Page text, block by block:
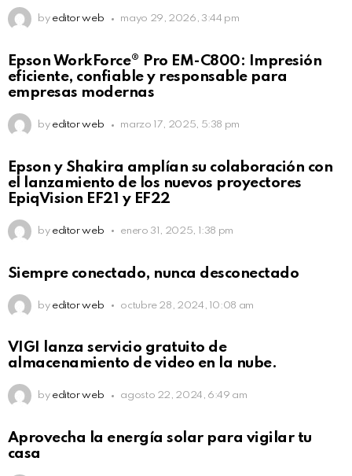
by editor web mayo 29, 2026, 3:44 pm
Epson WorkForce® Pro EM-C800: Impresión
eficiente, confiable y responsable para
empresas modernas
by editor web marzo 17, 2025, 5:38 pm
Epson y Shakira amplían su colaboración con
el lanzamiento de los nuevos proyectores
EpiqVision EF21 y EF22
by editor web enero 31, 2025, 1:38 pm
Siempre conectado, nunca desconectado
by editor web octubre 28, 2024, 10:08 am
VIGI lanza servicio gratuito de
almacenamiento de video en la nube.
by editor web agosto 22, 2024, 6:49 am
Aprovecha la energía solar para vigilar tu
casa